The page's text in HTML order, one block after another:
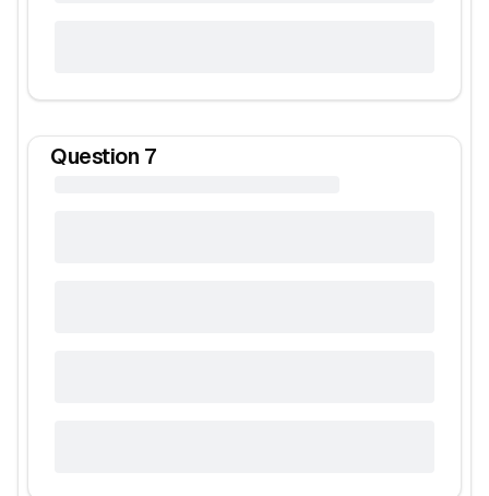
Question 7